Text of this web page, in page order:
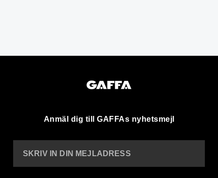
Anmäl dig till GAFFAs nyhetsmejl
SKRIV IN DIN MEJLADRESS